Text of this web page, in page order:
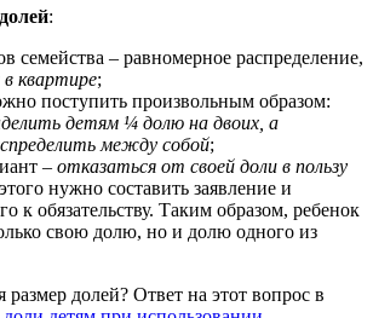
:
семейства – равномерное распределение,
квартире;
поступить произвольным образом:
детям ¼ долю на двоих, а
между собой;
– отказаться от своей доли в пользу
нужно составить заявление и
к обязательству. Таким образом, ребенок
свою долю, но и долю одного из
размер долей? Ответ на этот вопрос в